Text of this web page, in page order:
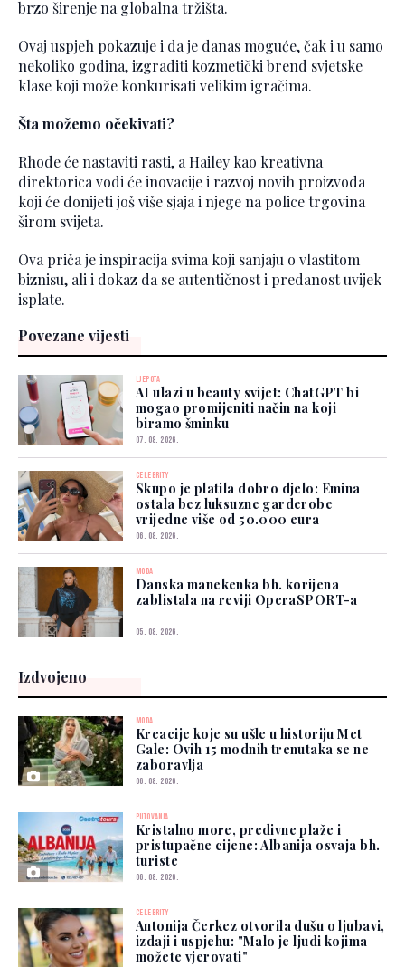
brzo širenje na globalna tržišta.
Ovaj uspjeh pokazuje i da je danas moguće, čak i u samo
nekoliko godina, izgraditi kozmetički brend svjetske
klase koji može konkurisati velikim igračima.
Šta možemo očekivati?
Rhode će nastaviti rasti, a Hailey kao kreativna
direktorica vodi će inovacije i razvoj novih proizvoda
koji će donijeti još više sjaja i njege na police trgovina
širom svijeta.
Ova priča je inspiracija svima koji sanjaju o vlastitom
biznisu, ali i dokaz da se autentičnost i predanost uvijek
isplate.
Povezane vijesti
LJEPOTA
AI ulazi u beauty svijet: ChatGPT bi
mogao promijeniti način na koji
biramo šminku
07. 08. 2026.
CELEBRITY
Skupo je platila dobro djelo: Emina
ostala bez luksuzne garderobe
vrijedne više od 50.000 eura
06. 08. 2026.
MODA
Danska manekenka bh. korijena
zablistala na reviji OperaSPORT-a
05. 08. 2026.
Izdvojeno
MODA
Kreacije koje su ušle u historiju Met
Gale: Ovih 15 modnih trenutaka se ne
zaboravlja
06. 08. 2026.
PUTOVANJA
Kristalno more, predivne plaže i
pristupačne cijene: Albanija osvaja bh.
turiste
06. 08. 2026.
CELEBRITY
Antonija Čerkez otvorila dušu o ljubavi,
izdaji i uspjehu: "Malo je ljudi kojima
možete vjerovati"